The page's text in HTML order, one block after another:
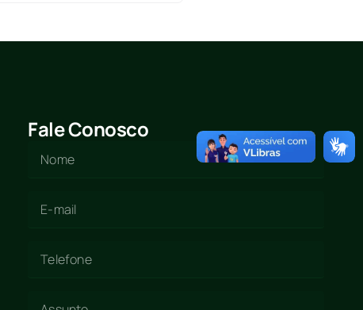
Fale Conosco